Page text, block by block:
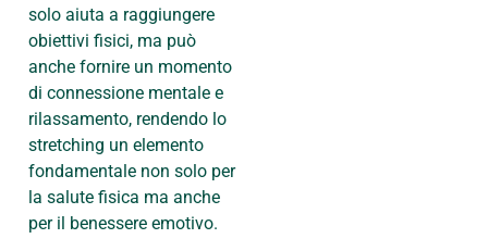
solo aiuta a raggiungere
obiettivi fisici, ma può
anche fornire un momento
di connessione mentale e
rilassamento, rendendo lo
stretching un elemento
fondamentale non solo per
la salute fisica ma anche
per il benessere emotivo.